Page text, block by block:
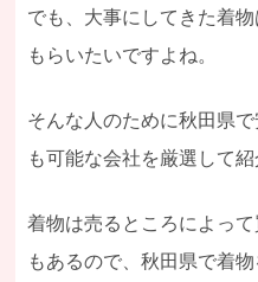
でも、大事にしてきた着
もらいたいですよね。
そんな人のために秋田県
も可能な会社を厳選して紹
着物は売るところによっ
もあるので、秋田県で着